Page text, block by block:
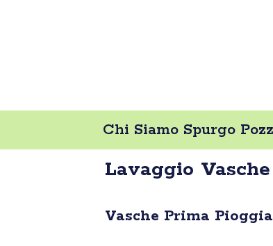
Chi Siamo Spurgo
Lavaggio
Vasche Prima